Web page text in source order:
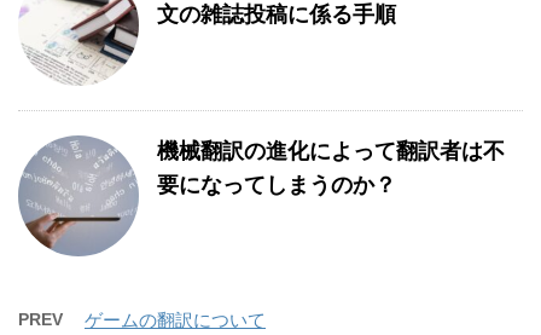
文の雑誌投稿に係る手順
機械翻訳の進化によって翻訳者は不
要になってしまうのか？
PREV ゲームの翻訳について